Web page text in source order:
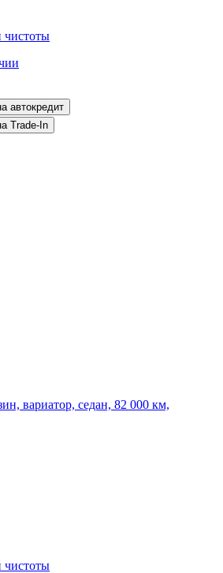
чистоты
на автокредит
на Trade-In
вариатор, седан, 82 000 км,
чистоты